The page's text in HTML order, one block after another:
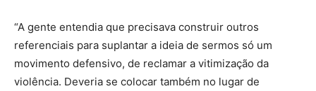
“A gente entendia que precisava construir outros
referenciais para suplantar a ideia de sermos só um
movimento defensivo, de reclamar a vitimização da
violência. Deveria se colocar também no lugar de